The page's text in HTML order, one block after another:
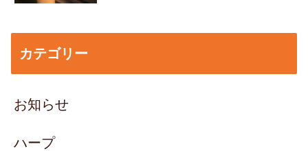
カテゴリー
お知らせ
ハープ